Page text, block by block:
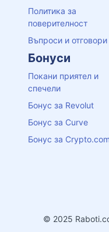
Политика за
поверителност
Въпроси и отговори
Бонуси
Покани приятел и
спечели
Бонус за Revolut
Бонус за Curve
Бонус за Crypto.com
© 2025